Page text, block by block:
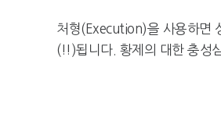
처형(Execution)을 사용하면
(!!)됩니다. 황제의 대한 충성